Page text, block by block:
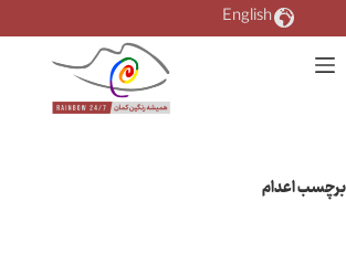
به
محتوا
English
برچسباعدام